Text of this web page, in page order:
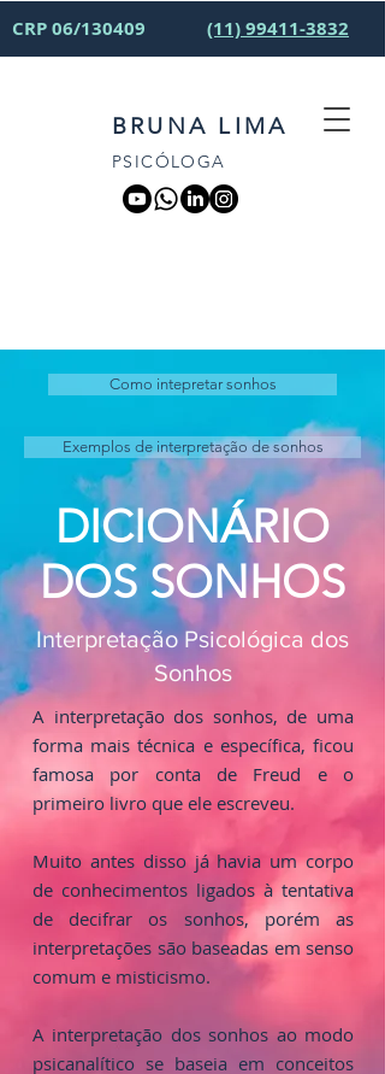
CRP 06/130409 (11) 99411-3832
BRUNA LIMA
PSICÓLOGA
Como intepretar sonhos
Exemplos de interpretação de sonhos
DICIONÁRIO
DOS SONHOS
Interpretação Psicológica dos
Sonhos
A interpretação dos sonhos, de uma
forma mais técnica e específica, ficou
famosa por conta de Freud e o
primeiro livro que ele escreveu.
Muito antes disso já havia um corpo
de conhecimentos ligados à tentativa
de decifrar os sonhos, porém as
interpretações são baseadas em senso
comum e misticismo.
A interpretação dos sonhos ao modo
psicanalítico se baseia em conceitos